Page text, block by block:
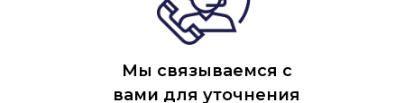
Мы связываемся с
вами для уточнения